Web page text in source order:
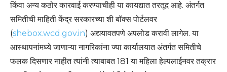
किंवा अन्य कठोर कारवाई करण्याचीही या कायद्यात तरतूद आहे. अंतर्गत
समितीची माहिती केंद्र सरकारच्या शी बॉक्स पोर्टलवर
(shebox.wcd.gov.in) अद्ययावतपणे अपलोड करावी लागेल. या
आस्थापनांमध्ये जाणाऱ्या नागरिकांना ज्या कार्यालयात अंतर्गत समितीचे
फलक दिसणार नाहीत त्यांनी त्याबाबत 181 या महिला हेल्पलाईनवर तक्रार